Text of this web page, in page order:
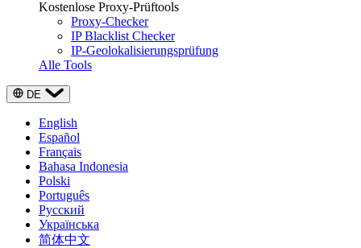
Kostenlose Proxy-Prüftools
Proxy-Checker
IP Blacklist Checker
IP-Geolokalisierungsprüfung
Alle Tools
DE
English
Español
Français
Bahasa Indonesia
Polski
Português
Русский
Українська
简体中文